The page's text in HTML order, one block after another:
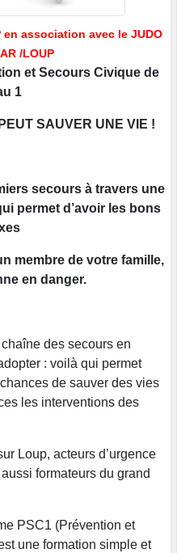
en association avec le JUDO
/LOUP
et Secours Civique de
1
SAUVER UNE VIE !
secours à travers une
permet d’avoir les bons
membre de votre famille,
en danger.
des secours en
: voilà qui permet
de sauver des vies
les interventions des
Loup, acteurs d’urgence
formateurs du grand
PSC1 (Prévention et
une formation simple et